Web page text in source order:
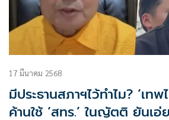
17 มีนาคม 2568
มีประธานสภาฯไว้ทำไม? ‘เทพ
ค้านใช้ ‘สทร.’ ในญัตติ ยันเ